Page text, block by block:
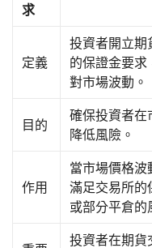
求
定義
投資者開立期
的保證金要
對市場波動。
目的
確保投資者在
降低風險。
作用
當市場價格
滿足交易所的
或部分平倉的
投資者在期貨